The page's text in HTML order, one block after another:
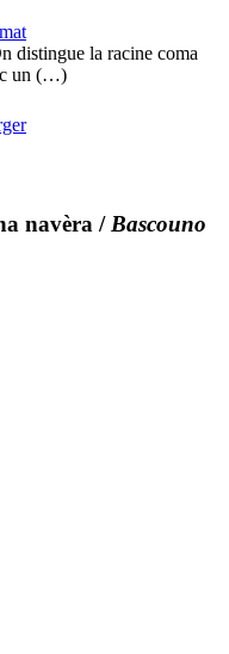
distingue la racine coma
un (…)
navèra / Bascouno